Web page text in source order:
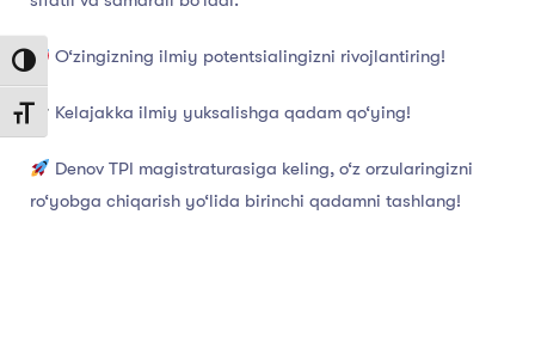
Toggle High Contrast
Toggle Font size
O‘zingizning ilmiy potentsialingizni rivojlantiring!
Kelajakka ilmiy yuksalishga qadam qo‘ying!
Denov TPI magistraturasiga keling, o‘z orzularingizni
ro‘yobga chiqarish yo‘lida birinchi qadamni tashlang!